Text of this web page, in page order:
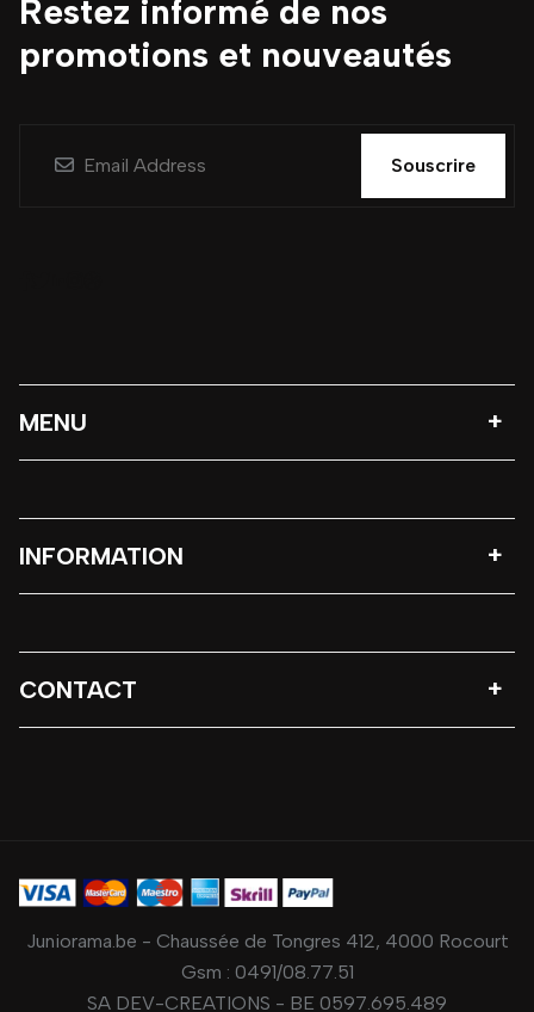
Restez informé de nos
promotions et nouveautés
Souscrire
MENU
INFORMATION
CONTACT
Juniorama.be - Chaussée de Tongres 412, 4000 Rocourt
Gsm : 0491/08.77.51
SA DEV-CREATIONS - BE 0597.695.489